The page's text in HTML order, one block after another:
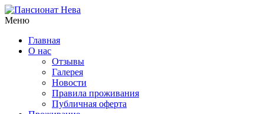
Меню
Главная
О нас
Отзывы
Галерея
Новости
Правила проживания
Публичная оферта